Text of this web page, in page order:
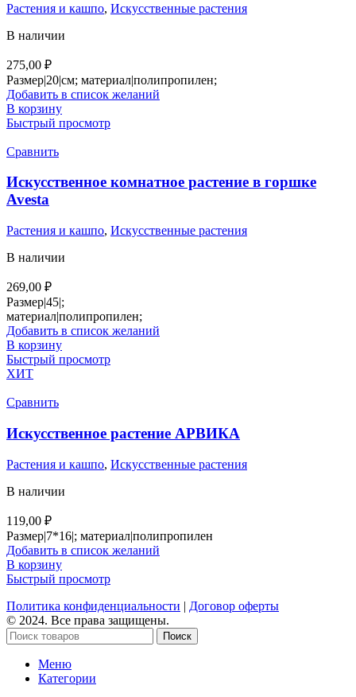
Растения и кашпо, Искусственные растения
В наличии
275,00 ₽
Размер|20|см; материал|полипропилен;
Добавить в список желаний
В корзину
Быстрый просмотр
Сравнить
Искусственное комнатное растение в горшке
Avesta
Растения и кашпо, Искусственные растения
В наличии
269,00 ₽
Размер|45|;
материал|полипропилен;
Добавить в список желаний
В корзину
Быстрый просмотр
ХИТ
Сравнить
Искусственное растение АРВИКА
Растения и кашпо, Искусственные растения
В наличии
119,00 ₽
Размер|7*16|; материал|полипропилен
Добавить в список желаний
В корзину
Быстрый просмотр
Политика конфиденциальности | Договор оферты
© 2024. Все права защищены.
Поиск
Меню
Категории